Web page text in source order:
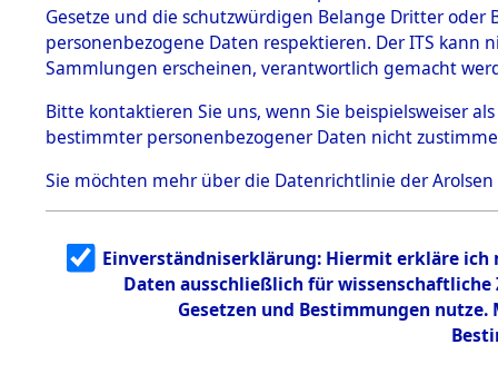
5. Verschiedenes
5.3
Todesmärsche
5.3.1 Alliierte
Erhebungen
zu
Todesmärsch
en
5.3.2
g
5.3.3
Todesmärsch
0087
Gesetze und die schutzwürdigen Belange Dritter
personenbezogene Daten respektieren. Der ITS
Sammlungen erscheinen, verantwortlich gemacht
Bitte kontaktieren Sie uns, wenn Sie beispielsweiser
bestimmter personenbezogener Daten nicht
Sie möchten mehr über die Datenrichtlinie der Arolsen
Einverständniserklärung: Hiermit erkläre ich
Daten ausschließlich für
Gesetzen und Bestimmungen